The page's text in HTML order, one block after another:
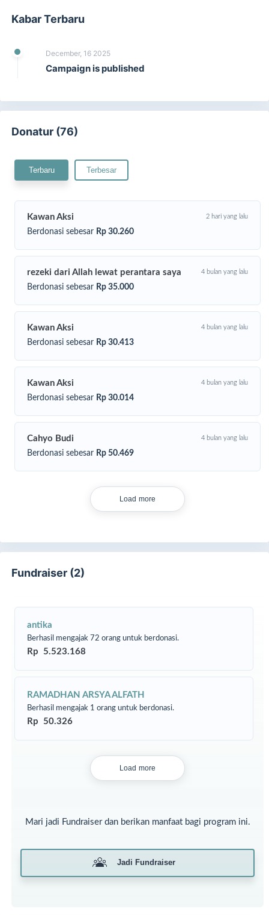
pagi hingga sore hanya untuk menunggu pembeli yang
kadang tak datang. Penghasilannya yang tak menentu sekitar
Mbah Ruminah kini menumpang tinggal di rumah cucunya,
yang bekerja serabutan dengan penghasilan pas-pasan. Sang
cucu tetap setia merawat mereka, sebagai bentuk rasa terima
kasih karena sejak kecil ia dibesarkan dan disekolahkan oleh
Setiap hari, Mbah harus menempuh Jarak cukup hanya untuk
kerap bergetar,namun ia tidak pernah berhenti.
Terik matahari, hujan deras, bahkan dinginnya malam tak
pernah menjadi alasan untuk menyerah. Kadang, ia hanya
dua pembeli yang datang.
renta, ia masih memikul beban yang seharusnya tidak lagi
ditanggung seorang lansia.
beban, dan menghadirkan senyum yang mungkin sudah lama
Mari bantu Mbah Ruminah menikmati masa tua
Kabar Terbaru
December, 16 2025
Campaign is published
Donatur (76)
Terbaru Terbesar
Kawan Aksi 2 hari yang lalu
Berdonasi sebesar Rp 30.260
rezeki dari Allah lewat perantara saya 4 bulan yang lalu
Berdonasi sebesar Rp 35.000
Kawan Aksi 4 bulan yang lalu
Berdonasi sebesar Rp 30.413
Kawan Aksi 4 bulan yang lalu
Berdonasi sebesar Rp 30.014
Cahyo Budi 4 bulan yang lalu
Berdonasi sebesar Rp 50.469
Load more
Fundraiser (2)
antika
Berhasil mengajak 72 orang untuk berdonasi.
Rp 5.523.168
RAMADHAN ARSYA ALFATH
Berhasil mengajak 1 orang untuk berdonasi.
Rp 50.326
Load more
Mari jadi Fundraiser dan berikan manfaat bagi program ini.
Jadi Fundraiser